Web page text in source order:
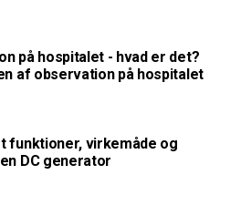
på hospitalet - hvad er det?
af observation på hospitalet
funktioner, virkemåde og
DC generator